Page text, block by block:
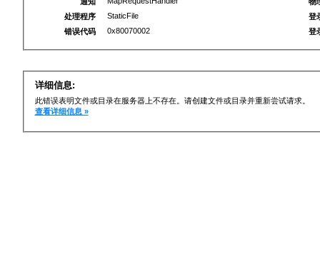
处理程序
StaticFile
错误代码
0x80070002
登
登
详细信息:
此错误表明文件或目录在服务器上不存在。请创建文件或目录并重新尝试请求。
查看详细信息 »